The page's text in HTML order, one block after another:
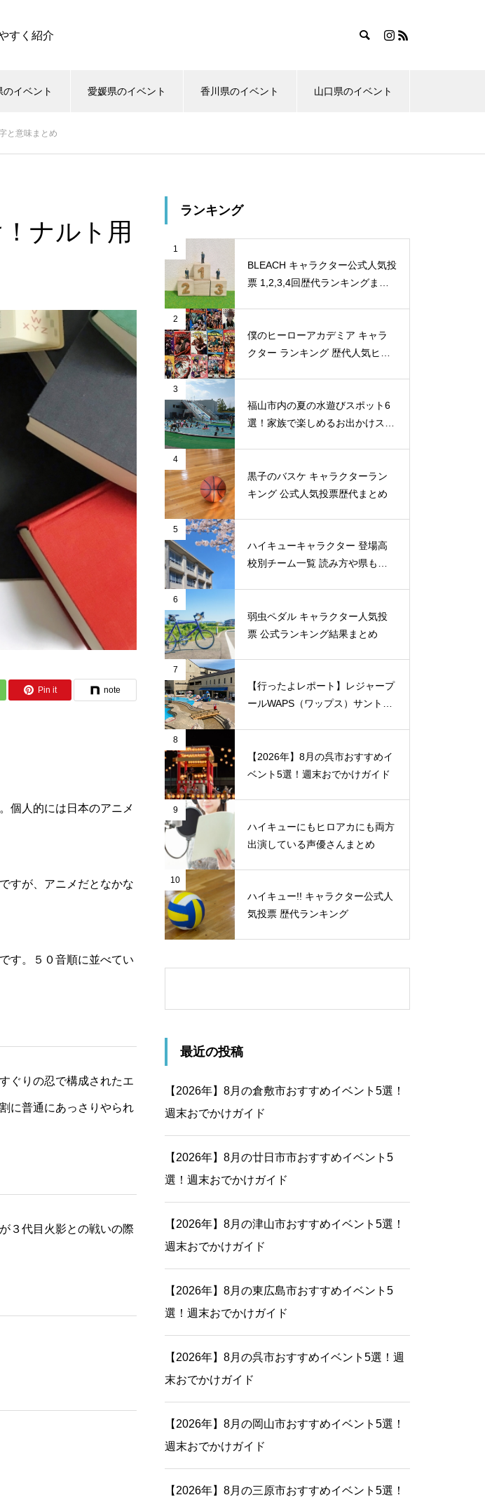
すく紹介
のイベント 愛媛県のイベント 香川県のイベント 山口県のイベント
と意味まとめ
ナルト用
Pin it note
個人的には日本のアニメ
すが、アニメだとなかな
す。５０音順に並べてい
ぐりの忍で構成されたエ
に普通にあっさりやられ
３代目火影との戦いの際
ランキング
1
BLEACH キャラクター公式人気投
票 1,2,3,4回歴代ランキングまと
2
僕のヒーローアカデミア キャラ
クター ランキング 歴代人気ヒー
3
福山市内の夏の水遊びスポット6
選！家族で楽しめるお出かけスポ
4
黒子のバスケ キャラクターラン
キング 公式人気投票歴代まとめ
5
ハイキューキャラクター 登場高
校別チーム一覧 読み方や県もま
6
弱虫ペダル キャラクター人気投
票 公式ランキング結果まとめ
7
【行ったよレポート】レジャープ
ールWAPS（ワップス）サントピ
8
【2026年】8月の呉市おすすめイ
ベント5選！週末おでかけガイド
9
ハイキューにもヒロアカにも両方
出演している声優さんまとめ
10
ハイキュー!! キャラクター公式人
気投票 歴代ランキング
最近の投稿
【2026年】8月の倉敷市おすすめイベント5選！
週末おでかけガイド
【2026年】8月の廿日市市おすすめイベント5
選！週末おでかけガイド
【2026年】8月の津山市おすすめイベント5選！
週末おでかけガイド
【2026年】8月の東広島市おすすめイベント5
選！週末おでかけガイド
【2026年】8月の呉市おすすめイベント5選！週
末おでかけガイド
【2026年】8月の岡山市おすすめイベント5選！
週末おでかけガイド
【2026年】8月の三原市おすすめイベント5選！